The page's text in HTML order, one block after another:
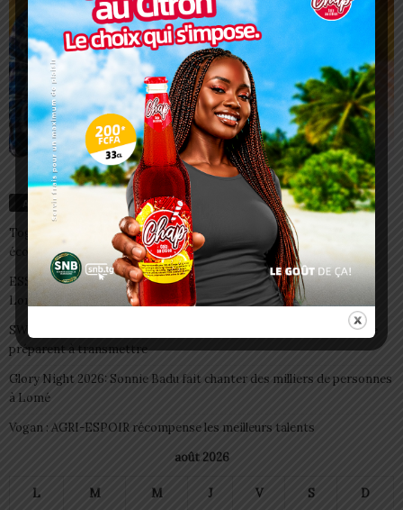
Articles récents
Togo/ Rentrée scolaire 2026-2027: consultez la liste officielle des
écoles autorisées
ESSAL 2026 : les admissibles convoqués pour la visite médicale à
Lomé
SWEDD+ Togo / ECOLE DE LA CHANCE : les maitres-artisans se
préparent à transmettre
Glory Night 2026: Sonnie Badu fait chanter des milliers de personnes
à Lomé
Vogan : AGRI-ESPOIR récompense les meilleurs talents
août 2026
L M M J V S D